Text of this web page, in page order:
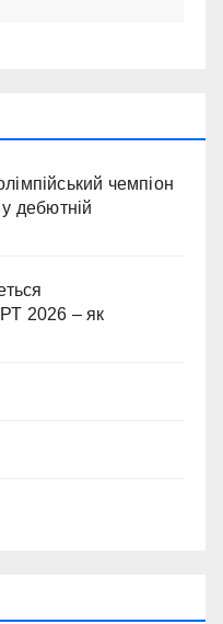
чемпіон
дебютній
2026 – як